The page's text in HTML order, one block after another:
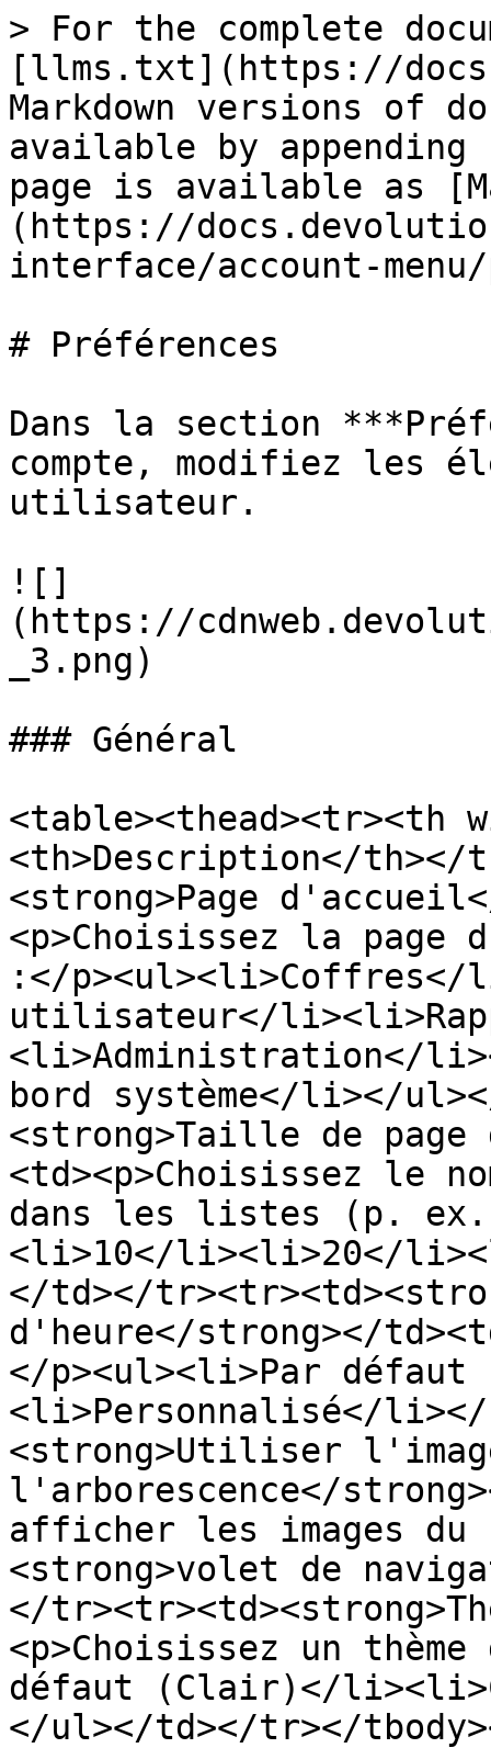
> For the complete
[llms.txt](https://
Markdown versions of
available by
page is available as
(https://
interface/account-
# Préférences
Dans la section
compte, modifiez les
utilisateur.
![]
(https://
_3.png)
### Général
<table><thead><tr><th
<th>Description</th></
<strong>Page
<p>Choisissez la page
:</
utilisateur</
<li>Administration</
bord système</li></
<strong>Taille de
<td><p>Choisissez le
dans les listes (p.
<li>10</li><li>20</
</td></
d'heure</strong></
</p><ul><li>Par
<li>Personnalisé</
<strong>Utiliser
l'arborescence</
afficher les images du
<strong>volet de
</
<p>Choisissez un
défaut (Clair)</
</ul></td></tr></